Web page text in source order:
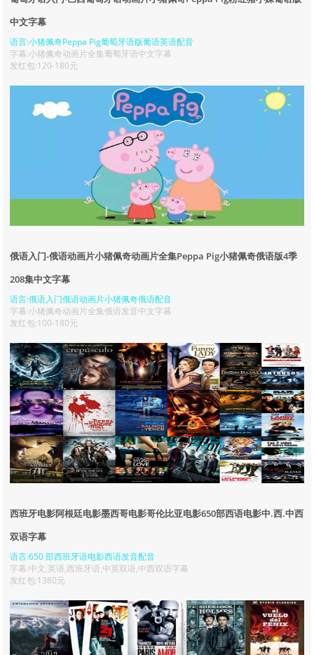
中文字幕
语言:小猪佩奇Peppa Pig葡萄牙语版葡语英语配音
字幕:小猪佩奇动画片全集葡萄牙语中文字幕
发红包:120-180元
俄语入门-俄语动画片小猪佩奇动画片全集Peppa Pig小猪佩奇俄语版4季
208集中文字幕
语言:俄语入门俄语动画片小猪佩奇俄语配音
字幕:小猪佩奇动画片全集俄语发音中文字幕
发红包:100-180元
西班牙电影阿根廷电影墨西哥电影哥伦比亚电影650部西语电影中.西.中西
双语字幕
语言:650 部西班牙语电影西语发音配音
字幕:中文,英语,西班牙语,中英双语,中西双语字幕
发红包:1380元